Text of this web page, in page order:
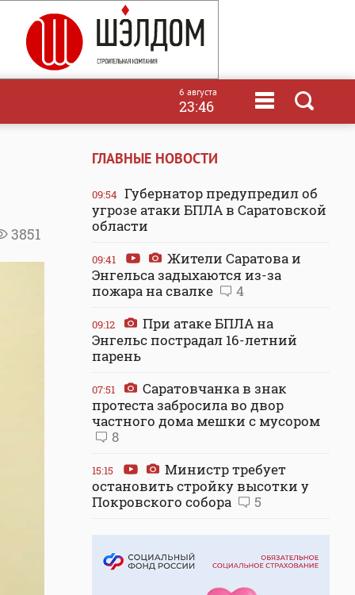
6 августа
23:46
3851
ГЛАВНЫЕ НОВОСТИ
09:54 Губернатор предупредил об
угрозе атаки БПЛА в Саратовской
области
09:41
Жители Саратова и
Энгельса задыхаются из-за
пожара на свалке
4
09:12
При атаке БПЛА на
Энгельс пострадал 16-летний
парень
07:51
Саратовчанка в знак
протеста забросила во двор
частного дома мешки с мусором
8
15:15
Министр требует
остановить стройку высотки у
Покровского собора
5